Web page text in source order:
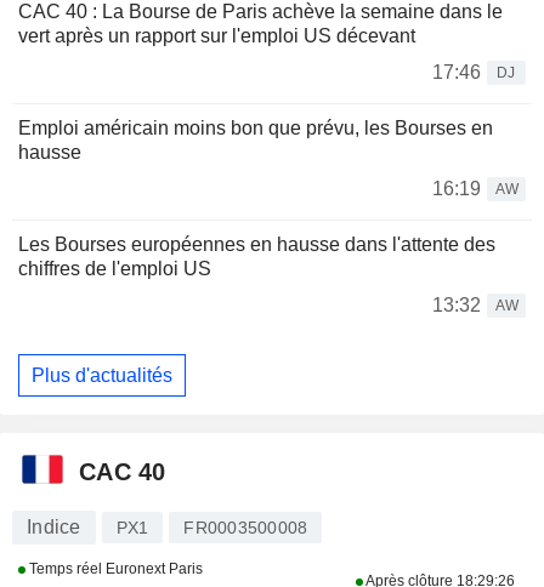
CAC 40 : La Bourse de Paris achève la semaine dans le
vert après un rapport sur l'emploi US décevant
17:46
DJ
Emploi américain moins bon que prévu, les Bourses en
hausse
16:19
AW
Les Bourses européennes en hausse dans l'attente des
chiffres de l'emploi US
13:32
AW
Plus d'actualités
CAC 40
Indice PX1 FR0003500008
Temps réel Euronext Paris
Après clôture 18:29:26